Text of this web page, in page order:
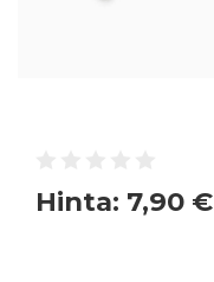
Hinta: 7,90 €